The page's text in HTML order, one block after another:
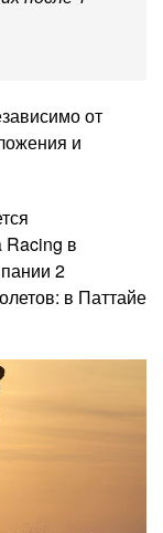
от
и
в
2
в Паттайе